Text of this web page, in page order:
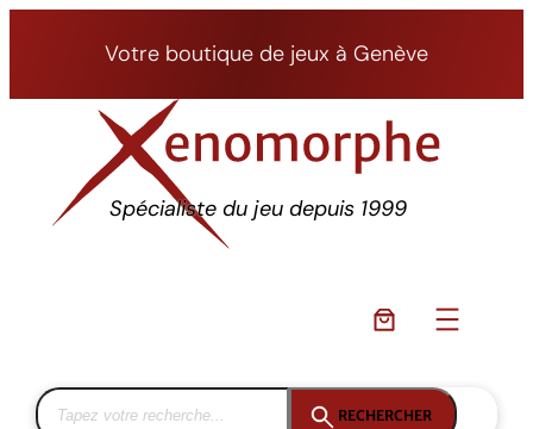
Votre boutique de jeux à Genève
Spécialiste du jeu depuis 1999
RECHERCHER